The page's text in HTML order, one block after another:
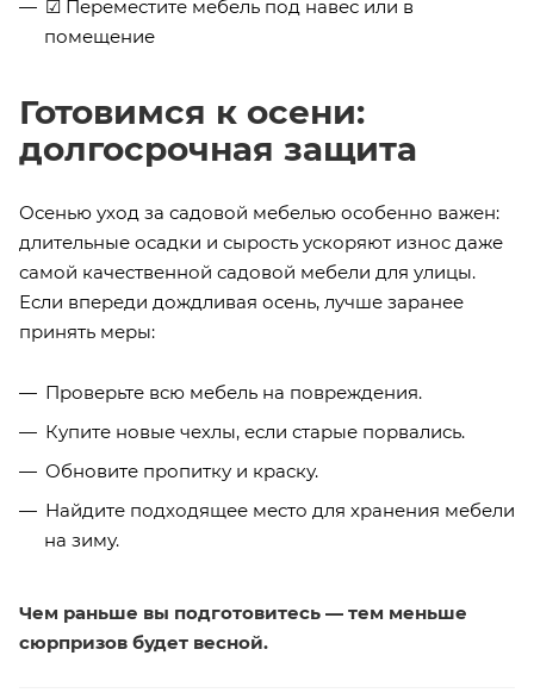
☑ Переместите мебель под навес или в
помещение
Готовимся к осени:
долгосрочная защита
Осенью уход за садовой мебелью особенно важен:
длительные осадки и сырость ускоряют износ даже
самой качественной садовой мебели для улицы.
Если впереди дождливая осень, лучше заранее
принять меры:
Проверьте всю мебель на повреждения.
Купите новые чехлы, если старые порвались.
Обновите пропитку и краску.
Найдите подходящее место для хранения мебели
на зиму.
Чем раньше вы подготовитесь — тем меньше
сюрпризов будет весной.